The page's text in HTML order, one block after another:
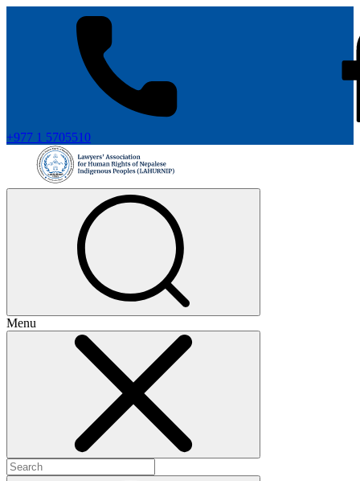
+977 1 5705510
Menu